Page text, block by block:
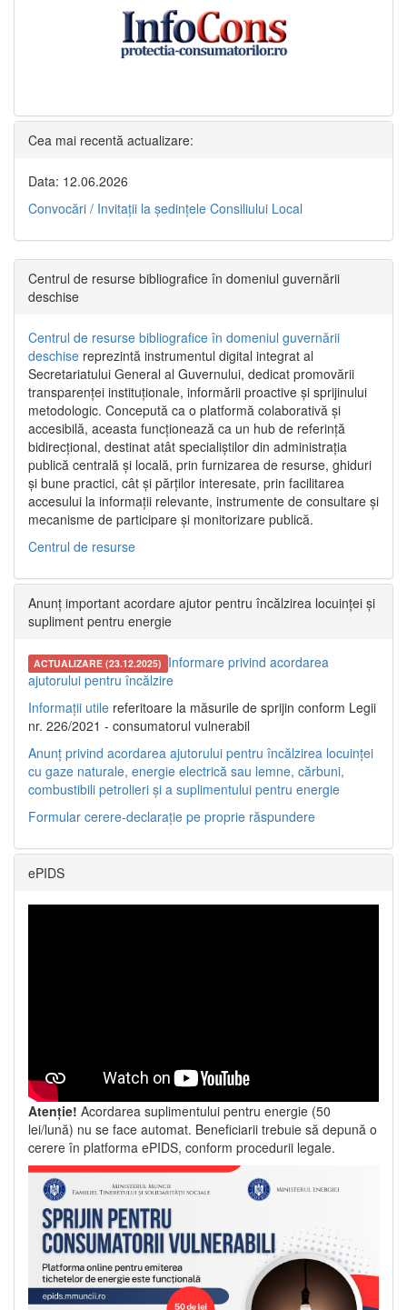
Cea mai recentă actualizare:
Data: 12.06.2026
Convocări / Invitaţii la şedinţele Consiliului Local
Centrul de resurse bibliografice în domeniul guvernării
deschise
Centrul de resurse bibliografice în domeniul guvernării
deschise reprezintă instrumentul digital integrat al
Secretariatului General al Guvernului, dedicat promovării
transparenței instituționale, informării proactive și sprijinului
metodologic. Concepută ca o platformă colaborativă și
accesibilă, aceasta funcționează ca un hub de referință
bidirecțional, destinat atât specialiștilor din administrația
publică centrală și locală, prin furnizarea de resurse, ghiduri
și bune practici, cât și părților interesate, prin facilitarea
accesului la informații relevante, instrumente de consultare și
mecanisme de participare și monitorizare publică.
Centrul de resurse
Anunț important acordare ajutor pentru încălzirea locuinței și
supliment pentru energie
ACTUALIZARE (23.12.2025) Informare privind acordarea
ajutorului pentru încălzire
Informații utile referitoare la măsurile de sprijin conform Legii
nr. 226/2021 - consumatorul vulnerabil
Anunț privind acordarea ajutorului pentru încălzirea locuinței
cu gaze naturale, energie electrică sau lemne, cărbuni,
combustibili petrolieri și a suplimentului pentru energie
Formular cerere-declarație pe proprie răspundere
ePIDS
Atenție! Acordarea suplimentului pentru energie (50
lei/lună) nu se face automat. Beneficiarii trebuie să depună o
cerere în platforma ePIDS, conform procedurii legale.